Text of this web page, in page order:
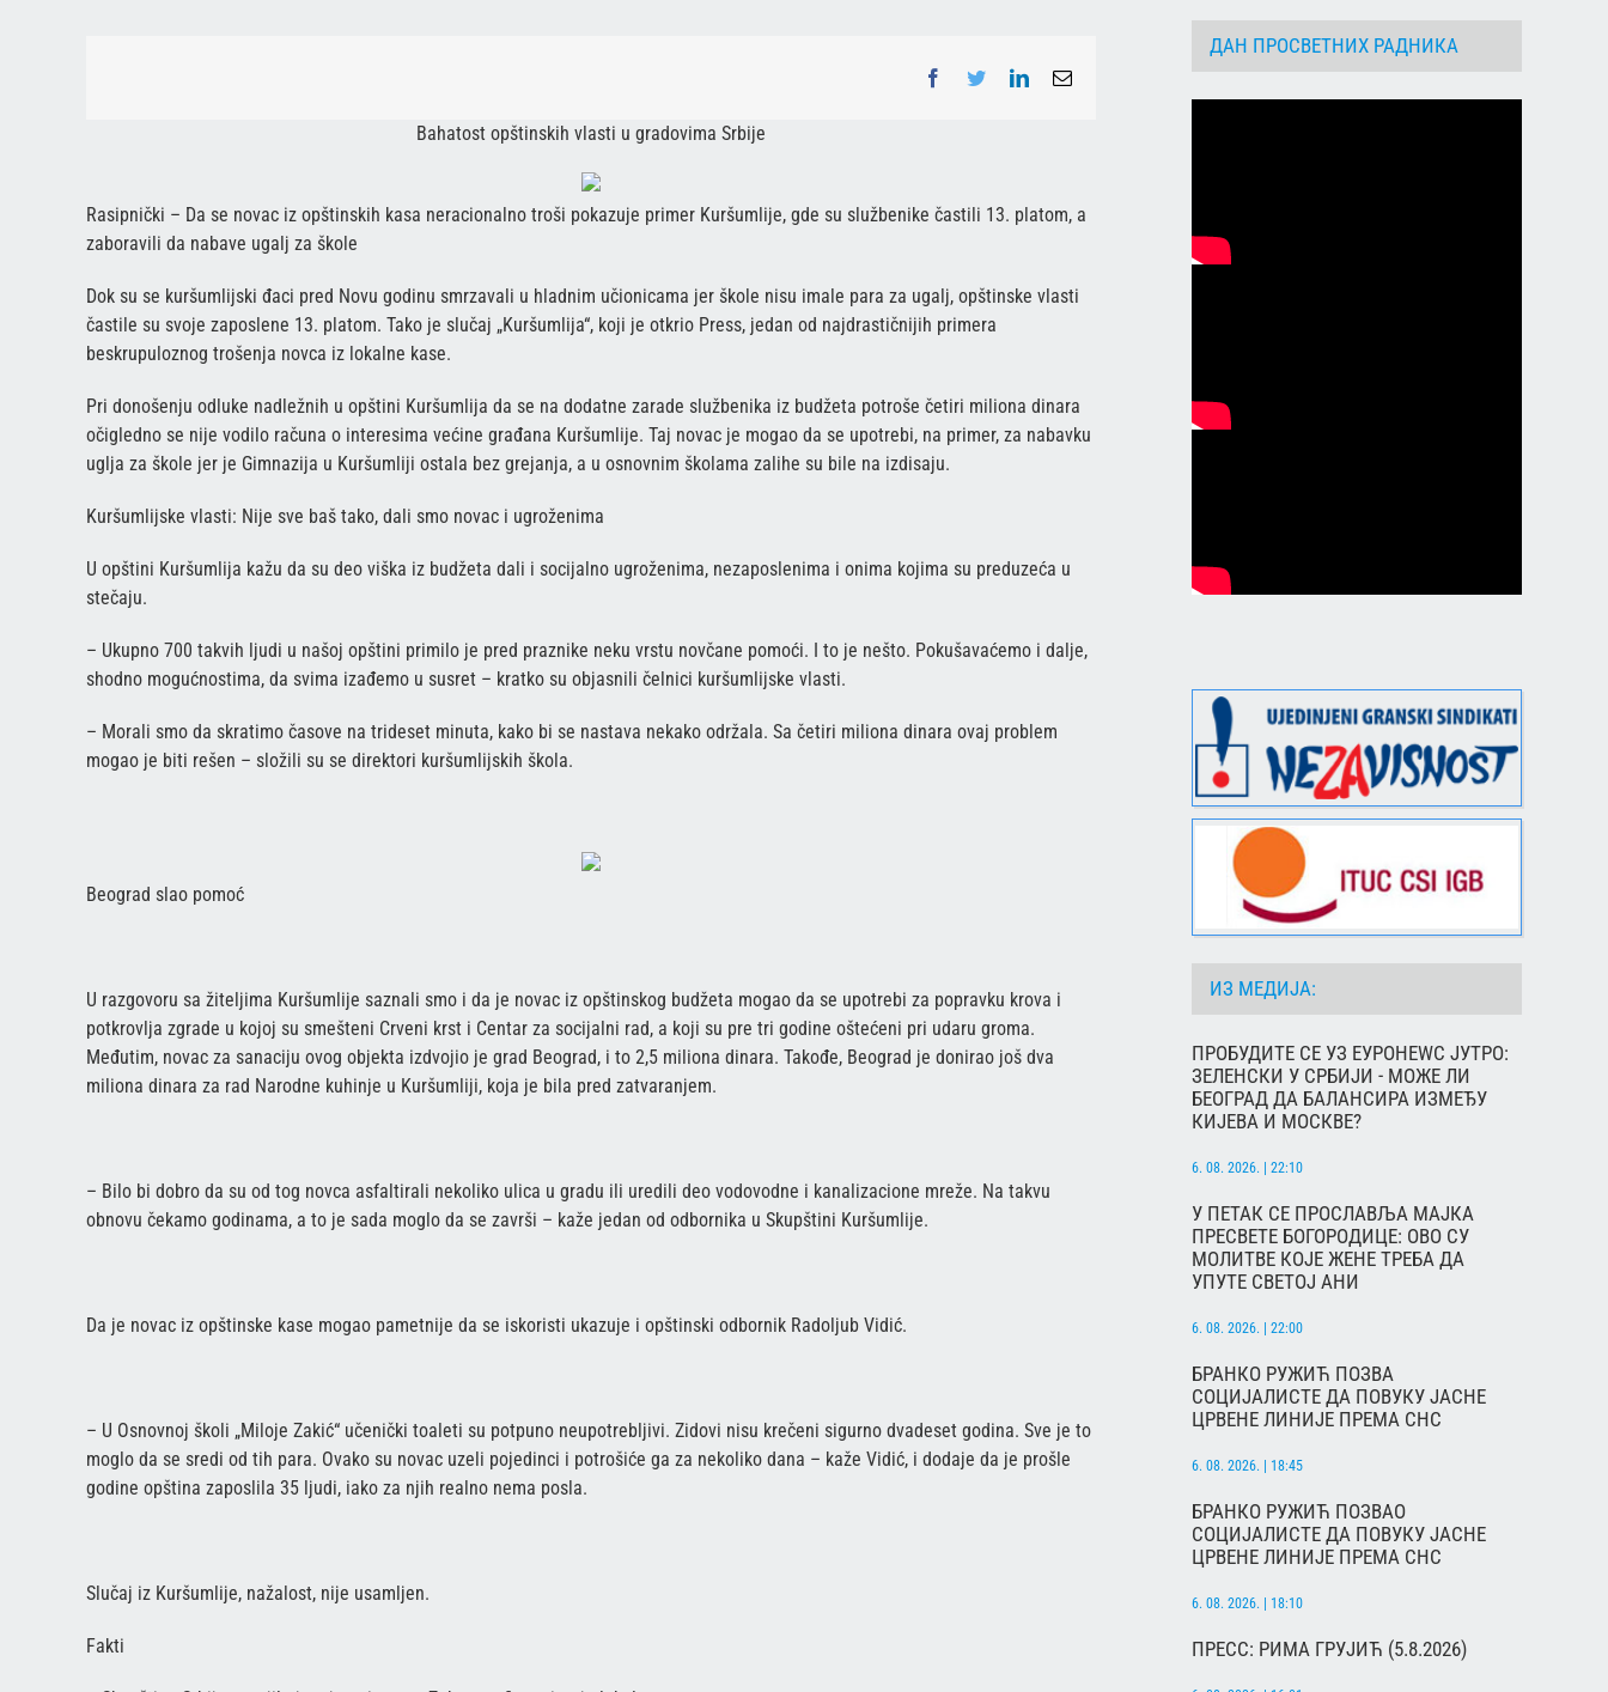
Facebook
TwitterLinkedInEmail
Bahatost opštinskih vlasti u gradovima Srbije
Rasipnički – Da se novac iz opštinskih kasa neracionalno troši pokazuje primer Kuršumlije, gde su službenike častili 13. platom, a
zaboravili da nabave ugalj za škole
Dok su se kuršumlijski đaci pred Novu godinu smrzavali u hladnim učionicama jer škole nisu imale para za ugalj, opštinske vlasti
častile su svoje zaposlene 13. platom. Tako je slučaj „Kuršumlija“, koji je otkrio Press, jedan od najdrastičnijih primera
beskrupuloznog trošenja novca iz lokalne kase.
Pri donošenju odluke nadležnih u opštini Kuršumlija da se na dodatne zarade službenika iz budžeta potroše četiri miliona dinara
očigledno se nije vodilo računa o interesima većine građana Kuršumlije. Taj novac je mogao da se upotrebi, na primer, za nabavku
uglja za škole jer je Gimnazija u Kuršumliji ostala bez grejanja, a u osnovnim školama zalihe su bile na izdisaju.
Kuršumlijske vlasti: Nije sve baš tako, dali smo novac i ugroženima
U opštini Kuršumlija kažu da su deo viška iz budžeta dali i socijalno ugroženima, nezaposlenima i onima kojima su preduzeća u
stečaju.
– Ukupno 700 takvih ljudi u našoj opštini primilo je pred praznike neku vrstu novčane pomoći. I to je nešto. Pokušavaćemo i dalje,
shodno mogućnostima, da svima izađemo u susret – kratko su objasnili čelnici kuršumlijske vlasti.
– Morali smo da skratimo časove na trideset minuta, kako bi se nastava nekako održala. Sa četiri miliona dinara ovaj problem
mogao je biti rešen – složili su se direktori kuršumlijskih škola.
Beograd slao pomoć
U razgovoru sa žiteljima Kuršumlije saznali smo i da je novac iz opštinskog budžeta mogao da se upotrebi za popravku krova i
potkrovlja zgrade u kojoj su smešteni Crveni krst i Centar za socijalni rad, a koji su pre tri godine oštećeni pri udaru groma.
Međutim, novac za sanaciju ovog objekta izdvojio je grad Beograd, i to 2,5 miliona dinara. Takođe, Beograd je donirao još dva
miliona dinara za rad Narodne kuhinje u Kuršumliji, koja je bila pred zatvaranjem.
– Bilo bi dobro da su od tog novca asfaltirali nekoliko ulica u gradu ili uredili deo vodovodne i kanalizacione mreže. Na takvu
obnovu čekamo godinama, a to je sada moglo da se završi – kaže jedan od odbornika u Skupštini Kuršumlije.
Da je novac iz opštinske kase mogao pametnije da se iskoristi ukazuje i opštinski odbornik Radoljub Vidić.
– U Osnovnoj školi „Miloje Zakić“ učenički toaleti su potpuno neupotrebljivi. Zidovi nisu krečeni sigurno dvadeset godina. Sve je to
moglo da se sredi od tih para. Ovako su novac uzeli pojedinci i potrošiće ga za nekoliko dana – kaže Vidić, i dodaje da je prošle
godine opština zaposlila 35 ljudi, iako za njih realno nema posla.
Slučaj iz Kuršumlije, nažalost, nije usamljen.
Fakti
ДАН ПРОСВЕТНИХ РАДНИКА
ИЗ МЕДИЈА:
ПРОБУДИТЕ СЕ УЗ ЕУРОНЕWС ЈУТРО:
ЗЕЛЕНСКИ У СРБИЈИ - МОЖЕ ЛИ
БЕОГРАД ДА БАЛАНСИРА ИЗМЕЂУ
КИЈЕВА И МОСКВЕ?
6. 08. 2026. | 22:10
У ПЕТАК СЕ ПРОСЛАВЉА МАЈКА
ПРЕСВЕТЕ БОГОРОДИЦЕ: ОВО СУ
МОЛИТВЕ КОЈЕ ЖЕНЕ ТРЕБА ДА
УПУТЕ СВЕТОЈ АНИ
6. 08. 2026. | 22:00
БРАНКО РУЖИЋ ПОЗВА
СОЦИЈАЛИСТЕ ДА ПОВУКУ ЈАСНЕ
ЦРВЕНЕ ЛИНИЈЕ ПРЕМА СНС
6. 08. 2026. | 18:45
БРАНКО РУЖИЋ ПОЗВАО
СОЦИЈАЛИСТЕ ДА ПОВУКУ ЈАСНЕ
ЦРВЕНЕ ЛИНИЈЕ ПРЕМА СНС
6. 08. 2026. | 18:10
ПРЕСС: РИМА ГРУЈИЋ (5.8.2026)